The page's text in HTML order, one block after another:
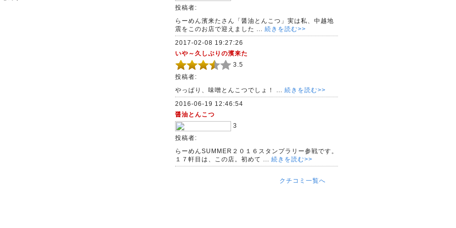
投稿者:
らーめん濱来たさん「醤油とんこつ」実は私、中越地
震をこのお店で迎えました ... 続きを読む>>
2017-02-08 19:27:26
いや～久しぶりの濱来た
3.5
投稿者:
やっぱり、味噌とんこつでしょ！ ... 続きを読む>>
2016-06-19 12:46:54
醤油とんこつ
3
投稿者:
らーめんSUMMER２０１６スタンプラリー参戦です。
１７軒目は、この店。初めて ... 続きを読む>>
クチコミ一覧へ